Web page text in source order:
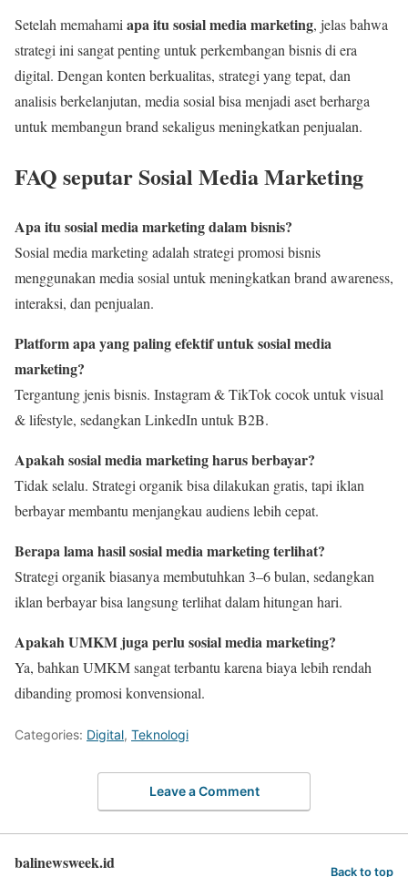
Setelah memahami apa itu sosial media marketing, jelas bahwa
strategi ini sangat penting untuk perkembangan bisnis di era
digital. Dengan konten berkualitas, strategi yang tepat, dan
analisis berkelanjutan, media sosial bisa menjadi aset berharga
untuk membangun brand sekaligus meningkatkan penjualan.
FAQ seputar Sosial Media Marketing
Apa itu sosial media marketing dalam bisnis?
Sosial media marketing adalah strategi promosi bisnis
menggunakan media sosial untuk meningkatkan brand awareness,
interaksi, dan penjualan.
Platform apa yang paling efektif untuk sosial media
marketing?
Tergantung jenis bisnis. Instagram & TikTok cocok untuk visual
& lifestyle, sedangkan LinkedIn untuk B2B.
Apakah sosial media marketing harus berbayar?
Tidak selalu. Strategi organik bisa dilakukan gratis, tapi iklan
berbayar membantu menjangkau audiens lebih cepat.
Berapa lama hasil sosial media marketing terlihat?
Strategi organik biasanya membutuhkan 3–6 bulan, sedangkan
iklan berbayar bisa langsung terlihat dalam hitungan hari.
Apakah UMKM juga perlu sosial media marketing?
Ya, bahkan UMKM sangat terbantu karena biaya lebih rendah
dibanding promosi konvensional.
Categories: Digital, Teknologi
Leave a Comment
balinewsweek.id Back to top